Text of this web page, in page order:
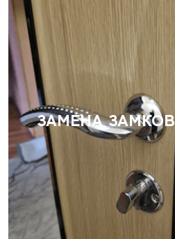
ЗАМЕНА ЗАМКОВ